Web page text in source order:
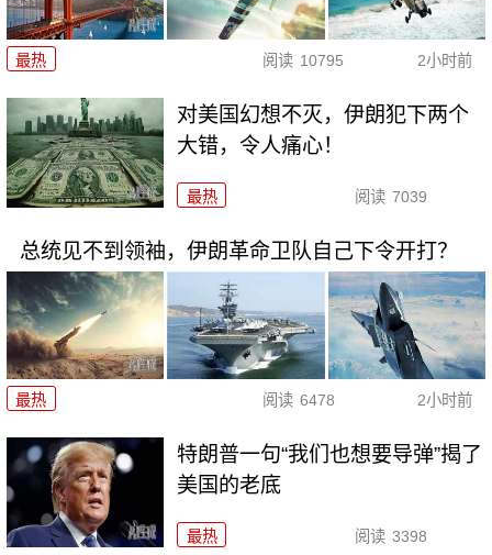
最热 阅读 10795 2小时前
对美国幻想不灭，伊朗犯下两个
大错，令人痛心！
最热 阅读 7039
总统见不到领袖，伊朗革命卫队自己下令开打？
最热 阅读 6478 2小时前
特朗普一句“我们也想要导弹”揭了
美国的老底
最热 阅读 3398